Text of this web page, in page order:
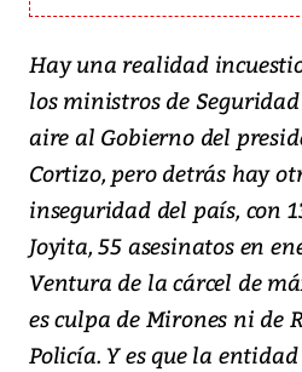
Hay una realidad
los ministros de
aire al Gobierno del
Cortizo, pero detrás hay
inseguridad del país, con
Joyita, 55 asesinatos en
Ventura de la cárcel de
es culpa de Mirones ni de
Policía. Y es que la